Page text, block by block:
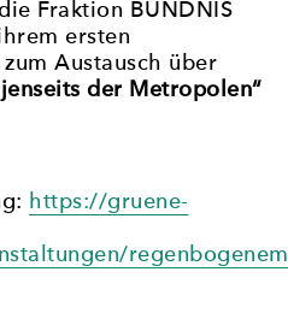
Fraktion BÜNDNIS
ersten
Austausch über
der Metropolen“
https://gruene-